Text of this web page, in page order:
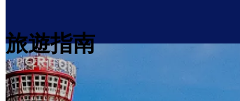
旅遊指南